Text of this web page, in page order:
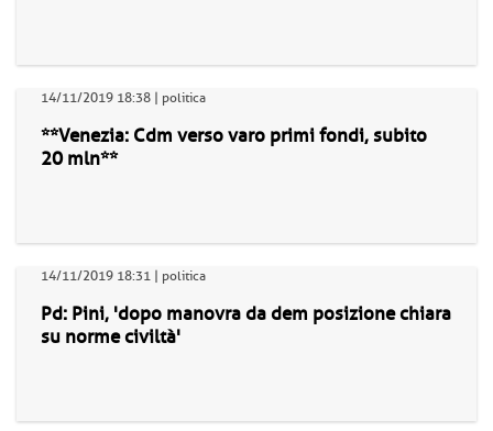
14/11/2019 18:38 | politica
**Venezia: Cdm verso varo primi fondi, subito
20 mln**
14/11/2019 18:31 | politica
Pd: Pini, 'dopo manovra da dem posizione chiara
su norme civiltà'